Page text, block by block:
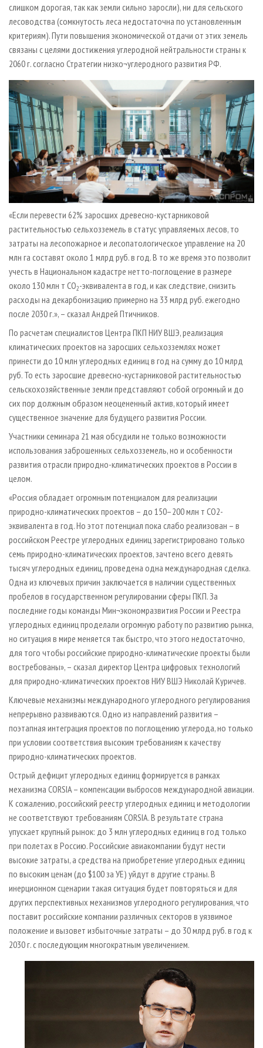
слишком дорогая, так как земли сильно заросли), ни для сельского
лесоводства (сомкнутость леса недостаточна по установленным
критериям). Пути повышения экономической отдачи от этих земель
связаны с целями достижения углеродной нейтральности страны к
2060 г. согласно Стратегии низко¬углеродного развития РФ.
«Если перевести 62% заросших древесно-кустарниковой
растительностью сельхозземель в статус управляемых лесов, то
затраты на лесопожарное и лесопатологическое управление на 20
млн га составят около 1 млрд руб. в год. В то же время это позволит
учесть в Национальном кадастре нетто-поглощение в размере
около 130 млн т CO2-эквивалента в год, и как следствие, снизить
расходы на декарбонизацию примерно на 33 млрд руб. ежегодно
после 2030 г.», – сказал Андрей Птичников.
По расчетам специалистов Центра ПКП НИУ ВШЭ, реализация
климатических проектов на заросших сельхозземлях может
принести до 10 млн углеродных единиц в год на сумму до 10 млрд
руб. То есть заросшие древесно-кустарниковой растительностью
сельскохозяйственные земли представляют собой огромный и до
сих пор должным образом неоцененный актив, который имеет
существенное значение для будущего развития России.
Участники семинара 21 мая обсудили не только возможности
использования заброшенных сельхозземель, но и особенности
развития отрасли природно-климатических проектов в России в
целом.
«Россия обладает огромным потенциалом для реализации
природно-климатических проектов – до 150–200 млн т СО2-
эквивалента в год. Но этот потенциал пока слабо реализован – в
российском Реестре углеродных единиц зарегистрировано только
семь природно-климатических проектов, зачтено всего девять
тысяч углеродных единиц, проведена одна международная сделка.
Одна из ключевых причин заключается в наличии существенных
пробелов в государственном регулировании сферы ПКП. За
последние годы команды Мин¬экономразвития России и Реестра
углеродных единиц проделали огромную работу по развитию рынка,
но ситуация в мире меняется так быстро, что этого недостаточно,
для того чтобы российские природно-климатические проекты были
востребованы», – сказал директор Центра цифровых технологий
для природно-климатических проектов НИУ ВШЭ Николай Куричев.
Ключевые механизмы международного углеродного регулирования
непрерывно развиваются. Одно из направлений развития –
поэтапная интеграция проектов по поглощению углерода, но только
при условии соответствия высоким требованиям к качеству
природно-климатических проектов.
Острый дефицит углеродных единиц формируется в рамках
механизма CORSIA – компенсации выбросов международной авиации.
К сожалению, российский реестр углеродных единиц и методологии
не соответствуют требованиям CORSIA. В результате страна
упускает крупный рынок: до 3 млн углеродных единиц в год только
при полетах в Россию. Российские авиакомпании будут нести
высокие затраты, а средства на приобретение углеродных единиц
по высоким ценам (до $100 за УЕ) уйдут в другие страны. В
инерционном сценарии такая ситуация будет повторяться и для
других перспективных механизмов углеродного регулирования, что
поставит российские компании различных секторов в уязвимое
положение и вызовет избыточные затраты – до 30 млрд руб. в год к
2030 г. с последующим многократным увеличением.